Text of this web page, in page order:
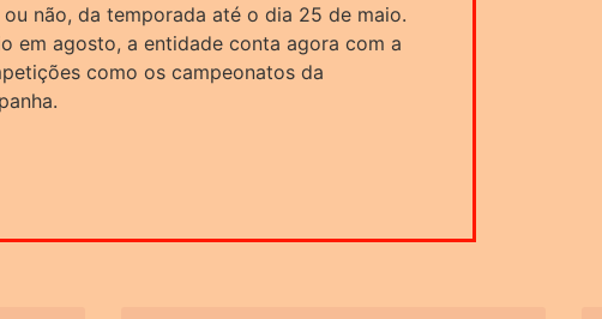
não, da temporada até o dia 25 de maio.
em agosto, a entidade conta agora com a
como os campeonatos da